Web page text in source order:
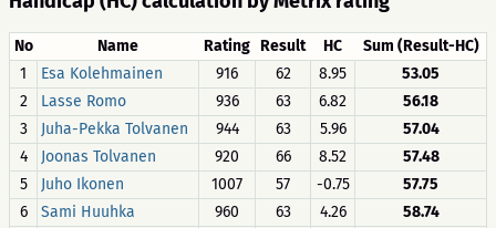
No Name Rating Result HC
Sum (Result-HC)
1
Esa Kolehmainen 916 62 8.95
53.05
2
Lasse Romo 936 63 6.82
56.18
3
Juha-Pekka Tolvanen 944 63 5.96
57.04
4
Joonas Tolvanen 920 66 8.52
57.48
5
Juho Ikonen 1007 57 -0.75
57.75
6
Sami Huuhka 960 63 4.26
58.74